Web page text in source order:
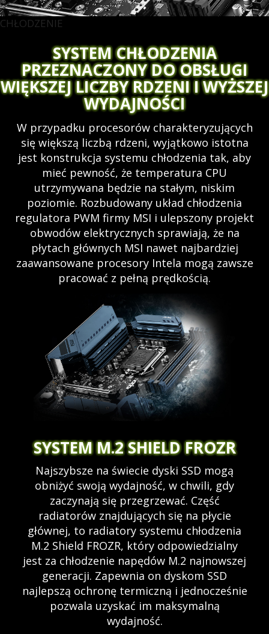
CHŁODZENIE
SYSTEM CHŁODZENIA
PRZEZNACZONY DO OBSŁUGI
WIĘKSZEJ LICZBY RDZENI I WYŻSZEJ
WYDAJNOŚCI
W przypadku procesorów charakteryzujących
się większą liczbą rdzeni, wyjątkowo istotna
jest konstrukcja systemu chłodzenia tak, aby
mieć pewność, że temperatura CPU
utrzymywana będzie na stałym, niskim
poziomie. Rozbudowany układ chłodzenia
regulatora PWM firmy MSI i ulepszony projekt
obwodów elektrycznych sprawiają, że na
płytach głównych MSI nawet najbardziej
zaawansowane procesory Intela mogą zawsze
pracować z pełną prędkością.
SYSTEM M.2 SHIELD FROZR
Najszybsze na świecie dyski SSD mogą
obniżyć swoją wydajność, w chwili, gdy
zaczynają się przegrzewać. Część
radiatorów znajdujących się na płycie
głównej, to radiatory systemu chłodzenia
M.2 Shield FROZR, który odpowiedzialny
jest za chłodzenie napędów M.2 najnowszej
generacji. Zapewnia on dyskom SSD
najlepszą ochronę termiczną i jednocześnie
pozwala uzyskać im maksymalną
wydajność.